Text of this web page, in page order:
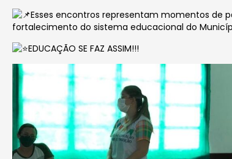
Esses encontros representam momentos de
fortalecimento do sistema educacional do
EDUCAÇÃO SE FAZ ASSIM!!!